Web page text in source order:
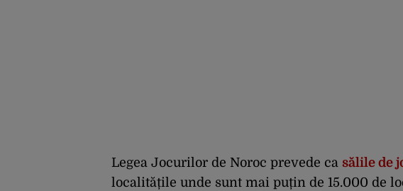
Legea Jocurilor de Noroc prevede ca sălile de
localitățile unde sunt mai puțin de 15.000 de